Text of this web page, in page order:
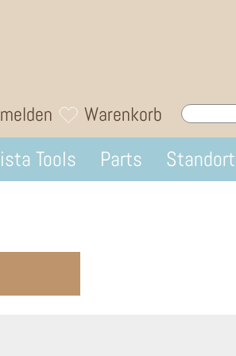
Warenkorb
Tools Parts